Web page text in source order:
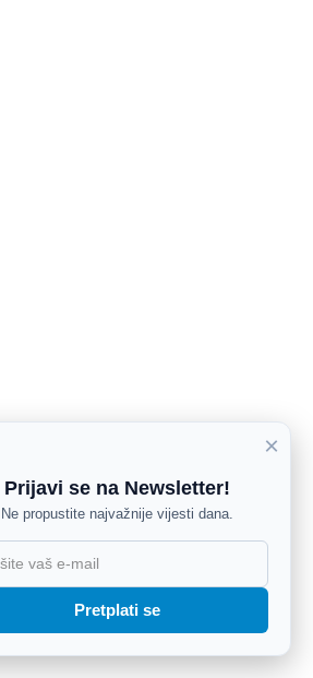
×
Prijavi se na Newsletter!
Ne propustite najvažnije vijesti dana.
Pretplati se